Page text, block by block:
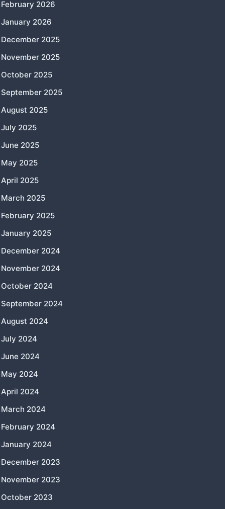
February 2026
January 2026
December 2025
November 2025
October 2025
September 2025
August 2025
July 2025
June 2025
May 2025
April 2025
March 2025
February 2025
January 2025
December 2024
November 2024
October 2024
September 2024
August 2024
July 2024
June 2024
May 2024
April 2024
March 2024
February 2024
January 2024
December 2023
November 2023
October 2023